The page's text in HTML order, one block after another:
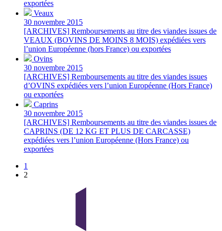
exportées
Veaux
30 novembre 2015
[ARCHIVES] Remboursements au titre des viandes issues de
VEAUX (BOVINS DE MOINS 8 MOIS) expédiées vers
l’union Européenne (hors France) ou exportées
Ovins
30 novembre 2015
[ARCHIVES] Remboursements au titre des viandes issues
d’OVINS expédiées vers l’union Européenne (Hors France)
ou exportées
Caprins
30 novembre 2015
[ARCHIVES] Remboursements au titre des viandes issues de
CAPRINS (DE 12 KG ET PLUS DE CARCASSE)
expédiées vers l’union Européenne (Hors France) ou
exportées
1
2